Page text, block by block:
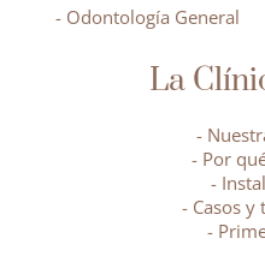
- Odontología General
La
-
- Por
-
- Casos
-